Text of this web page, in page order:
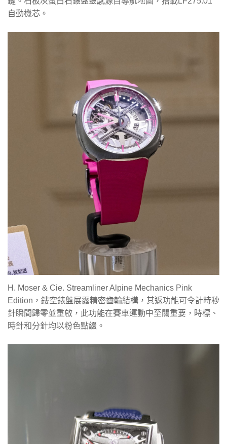
自動機芯。
H. Moser & Cie. Streamliner Alpine Mechanics Pink
Edition，鏤空錶盤展露精密齒輪結構，其返功能可令計時秒
針瞬間歸零並重啟，此功能在賽車運動中至關重要，時標、
時針和分針均以粉色點綴。